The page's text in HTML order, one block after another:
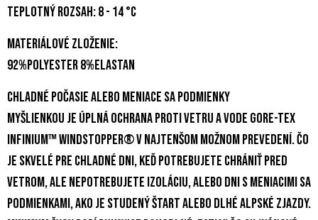
Teplotný rozsah: 8 - 14 °C
Materiálové zloženie:
92%polyester 8%elastan
CHLADNÉ POČASIE ALEBO MENIACE SA PODMIENKY
Myšlienkou je úplná ochrana proti vetru a vode GORE-TEX
INFINIUM™ WINDSTOPPER® v najtenšom možnom prevedení. Čo
je skvelé pre chladné dni, keď potrebujete chrániť pred
vetrom, ale nepotrebujete izoláciu, alebo dni s meniacimi sa
podmienkami, ako je studený štart alebo dlhé alpské zjazdy.